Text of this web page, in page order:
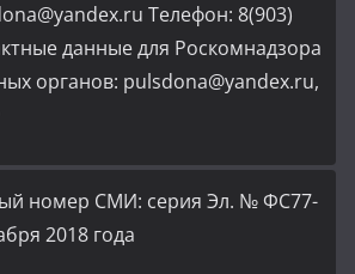
Телефон: 8(903)
данные для Роскомнадзора
органов: pulsdona@yandex.ru,
номер СМИ: серия Эл. № ФС77-
2018 года